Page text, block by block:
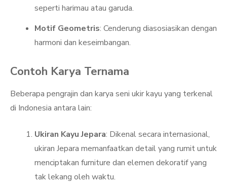
seperti harimau atau garuda.
Motif Geometris: Cenderung diasosiasikan dengan
harmoni dan keseimbangan.
Contoh Karya Ternama
Beberapa pengrajin dan karya seni ukir kayu yang terkenal
di Indonesia antara lain:
Ukiran Kayu Jepara: Dikenal secara internasional,
ukiran Jepara memanfaatkan detail yang rumit untuk
menciptakan furniture dan elemen dekoratif yang
tak lekang oleh waktu.